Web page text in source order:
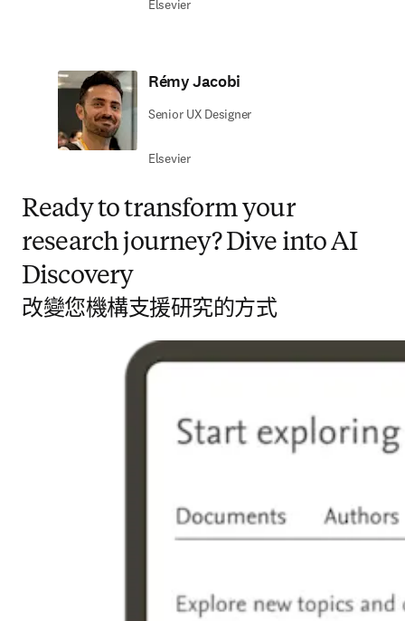
Elsevier
Rémy Jacobi
Senior UX Designer
Elsevier
Ready to transform your
research journey? Dive into AI
Discovery
改變您機構支援研究的方式